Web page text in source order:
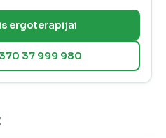
ergoterapijai
37 999 980